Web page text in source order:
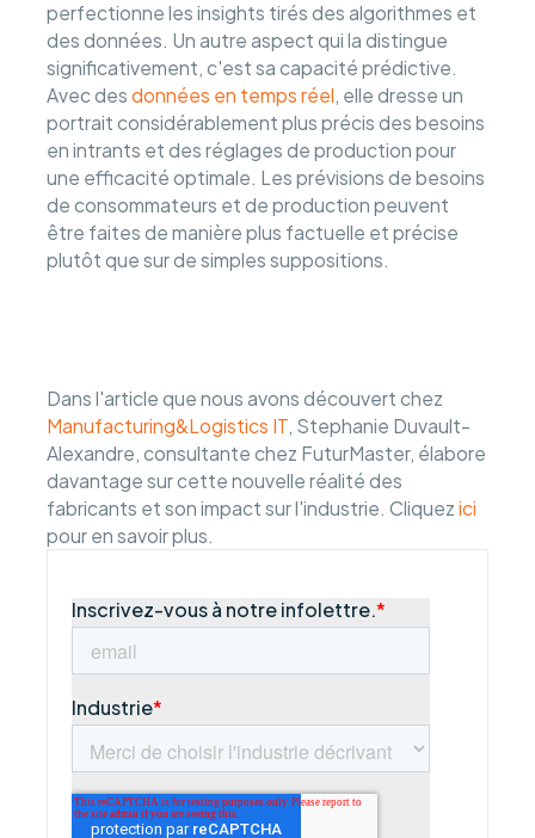
perfectionne les insights tirés des algorithmes et
des données. Un autre aspect qui la distingue
significativement, c'est sa capacité prédictive.
Avec desdonnées en temps réel, elle dresse un
portrait considérablement plus précis des besoins
en intrants et des réglages de production pour
une efficacité optimale. Les prévisions de besoins
de consommateurs et de production peuvent
être faites de manière plus factuelle et précise
plutôt que sur de simples suppositions.
Dans l'article que nous avons découvert chez
Manufacturing&Logistics IT, Stephanie Duvault-
Alexandre, consultante chez FuturMaster, élabore
davantage sur cette nouvelle réalité des
fabricants et son impact sur l'industrie. Cliquezici
pour en savoir plus.